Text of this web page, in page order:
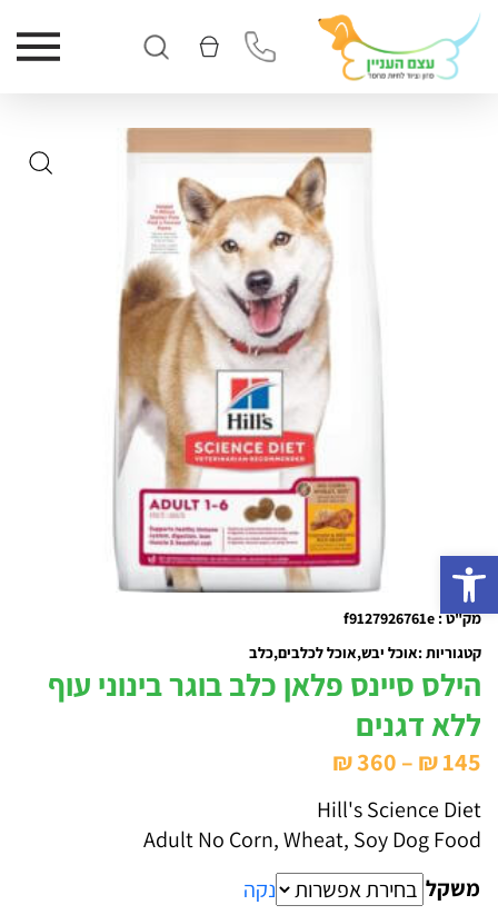
מק"ט : f9127926761e
קטגוריות :אוכל יבש אוכל לכלבים כלב
הילס סיינס פלאן כלב בוגר בינוני עוף
ללא דגנים
₪145
–
₪360
מחירים:Hill's Science Diet
Adult No Corn, Wheat, Soy Dog Food
משקל
נקה
פתח סרגל נגישות